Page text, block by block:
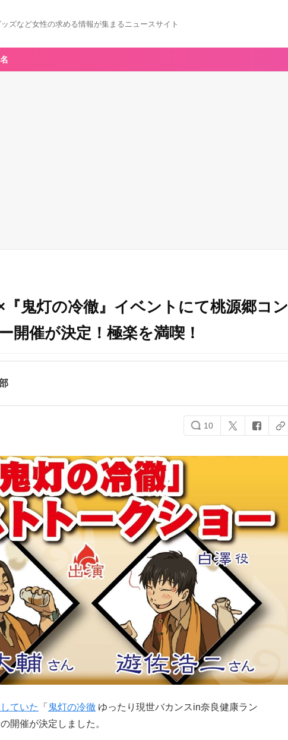
ズなど女性の求める情報が集まるニュースサイト
鬼灯の冷徹』イベントにて桃源郷コン
開催が決定！極楽を満喫！
10
ていた 「 鬼灯の冷徹 ゆったり現世バカンスin奈良健康ラン
開催が決定しました。